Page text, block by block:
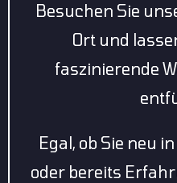
Besuchen Sie
Ort und
faszinierende
Egal, ob Sie neu
oder bereits